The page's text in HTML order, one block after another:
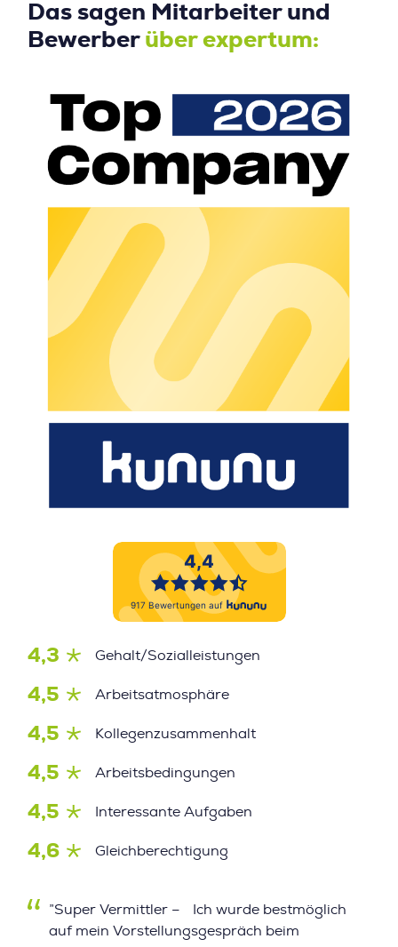
Das sagen Mitarbeiter und
Bewerber über expertum:
4,3 Gehalt/Sozialleistungen
4,5 Arbeitsatmosphäre
4,5 Kollegenzusammenhalt
4,5 Arbeitsbedingungen
4,5 Interessante Aufgaben
4,6 Gleichberechtigung
”Super Vermittler – Ich wurde bestmöglich
auf mein Vorstellungsgespräch beim